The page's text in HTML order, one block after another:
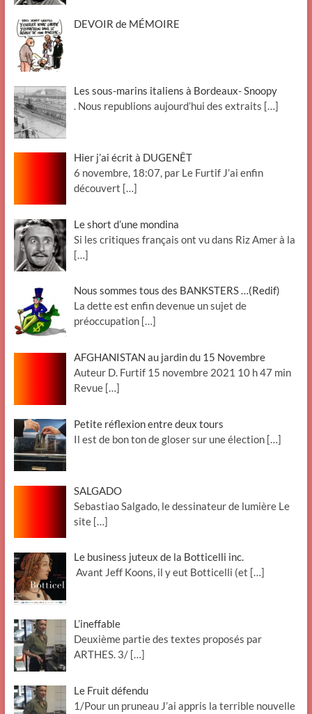
DEVOIR de MÉMOIRE
Les sous-marins italiens à Bordeaux- Snoopy
. Nous republions aujourd’hui des extraits […]
Hier j’ai écrit à DUGENÊT
6 novembre, 18:07, par Le Furtif J’ai enfin
découvert […]
Le short d’une mondina
Si les critiques français ont vu dans Riz Amer à la
[…]
Nous sommes tous des BANKSTERS …(Redif)
La dette est enfin devenue un sujet de
préoccupation […]
AFGHANISTAN au jardin du 15 Novembre
Auteur D. Furtif 15 novembre 2021 10 h 47 min
Revue […]
Petite réflexion entre deux tours
Il est de bon ton de gloser sur une élection […]
SALGADO
Sebastiao Salgado, le dessinateur de lumière Le
site […]
Le business juteux de la Botticelli inc.
Avant Jeff Koons, il y eut Botticelli (et […]
L’ineffable
Deuxième partie des textes proposés par
ARTHES. 3/ […]
Le Fruit défendu
1/Pour un pruneau J’ai appris la terrible nouvelle